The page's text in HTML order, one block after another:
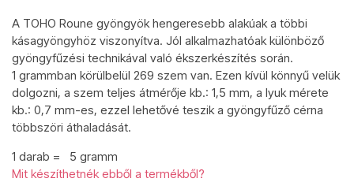
A TOHO Roune gyöngyök hengeresebb alakúak a többi
kásagyöngyhöz viszonyítva. Jól alkalmazhatóak különböző
gyöngyfűzési technikával való ékszerkészítés során.
1 grammban körülbelül 269 szem van. Ezen kívül könnyű velük
dolgozni, a szem teljes átmérője kb.: 1,5 mm, a lyuk mérete
kb.: 0,7 mm-es, ezzel lehetővé teszik a gyöngyfűző cérna
többszöri áthaladását.
1 darab = 5 gramm
Mit készíthetnék ebből a termékből?